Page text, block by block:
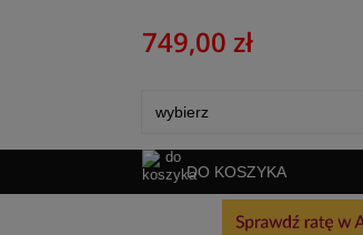
749,00 zł
DO KOSZYKA